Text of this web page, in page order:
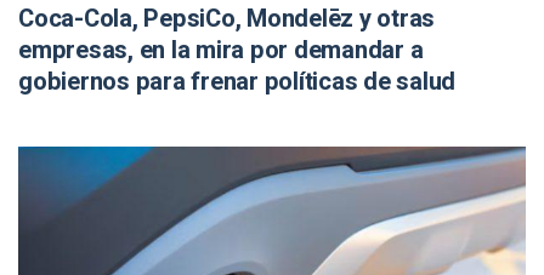
Coca-Cola, PepsiCo, Mondelēz y otras
empresas, en la mira por demandar a
gobiernos para frenar políticas de salud